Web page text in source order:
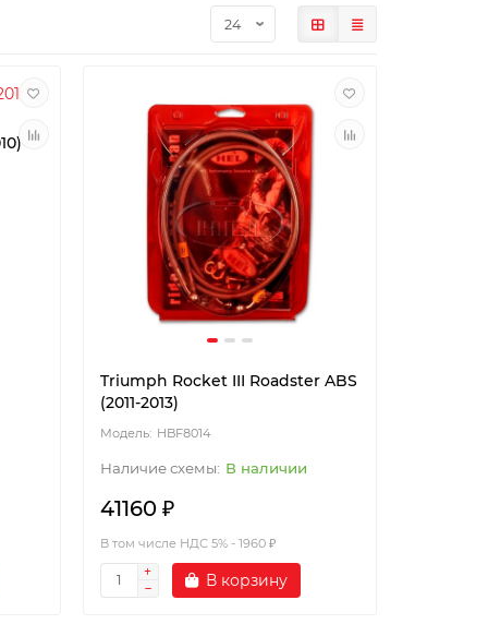
Triumph Rocket III Roadster ABS
(2011-2013)
HBF8014
В наличии
41160 ₽
В том числе НДС 5% - 1960 ₽
В корзину